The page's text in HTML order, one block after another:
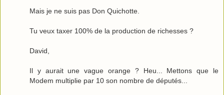
Mais je ne suis pas Don Quichotte.
Tu veux taxer 100% de la production de richesses ?
David,
Il y aurait une vague orange ? Heu... Mettons que le
Modem multiplie par 10 son nombre de députés...